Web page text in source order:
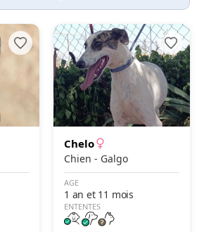
Chelo
Chien - Galgo
AGE
1 an et 11 mois
ENTENTES